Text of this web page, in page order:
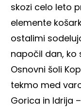
skozi celo leto
elemente
ostalimi
napočil dan, ko
Osnovni šoli
tekmo med
Gorica in Idrija